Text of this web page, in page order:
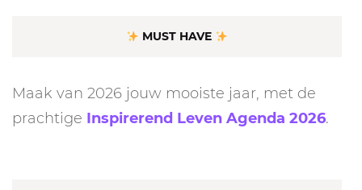
MUST HAVE
Maak van 2026 jouw mooiste jaar, met de
prachtige Inspirerend Leven Agenda 2026.